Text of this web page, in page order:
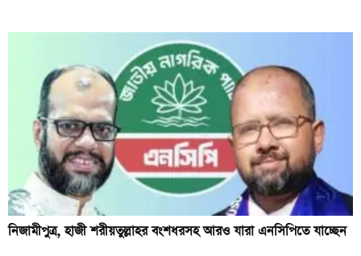
নিজামীপুত্র, হাজী শরীয়তুল্লাহর বংশধরসহ আরও যারা এনসিপিতে যাচ্ছেন